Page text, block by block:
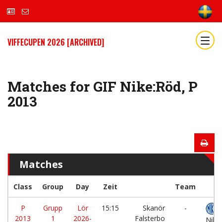
VIFFECUPEN 2026 [ARCHIVED]
Matches for GIF Nike:Röd, P
2013
Matches
Class Group Day Zeit Team
P
2013
Grupp
1
Lör
2026-
15:15
Skanör
Falsterbo
-